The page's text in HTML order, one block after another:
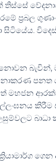
ප්‍රබල
නොවන